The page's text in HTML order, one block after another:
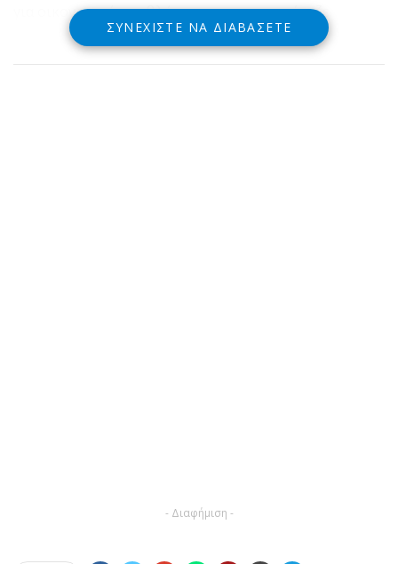
για οικονομικά προβλήματα που αντιμετώπιζε.
ΣΥΝΕΧΊΣΤΕ ΝΑ ΔΙΑΒΆΣΕΤΕ
- Διαφήμιση -